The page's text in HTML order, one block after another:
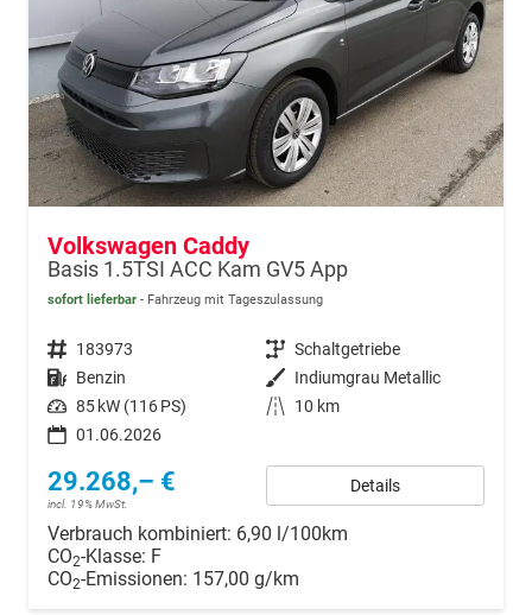
Volkswagen Caddy
Basis 1.5TSI ACC Kam GV5 App
sofort lieferbar Fahrzeug mit Tageszulassung
Fahrzeugnr. 183973 Getriebe Schaltgetriebe
Kraftstoff Benzin Außenfarbe Indiumgrau Metallic
Leistung 85 kW (116 PS) Kilometerstand
10 km
01.06.2026
29.268,– €
incl. 19% MwSt.
Details
Verbrauch kombiniert: 6,90 l/100km
CO2-Klasse: F
CO2-Emissionen: 157,00 g/km